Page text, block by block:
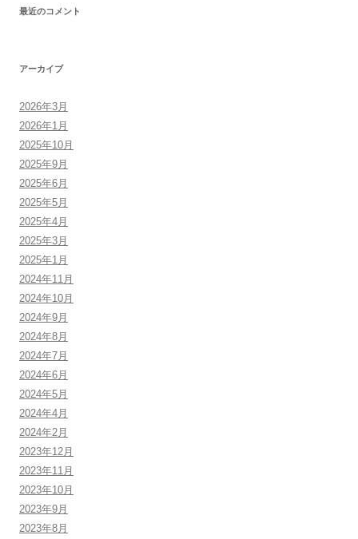
最近のコメント
アーカイブ
2026年3月
2026年1月
2025年10月
2025年9月
2025年6月
2025年5月
2025年4月
2025年3月
2025年1月
2024年11月
2024年10月
2024年9月
2024年8月
2024年7月
2024年6月
2024年5月
2024年4月
2024年2月
2023年12月
2023年11月
2023年10月
2023年9月
2023年8月